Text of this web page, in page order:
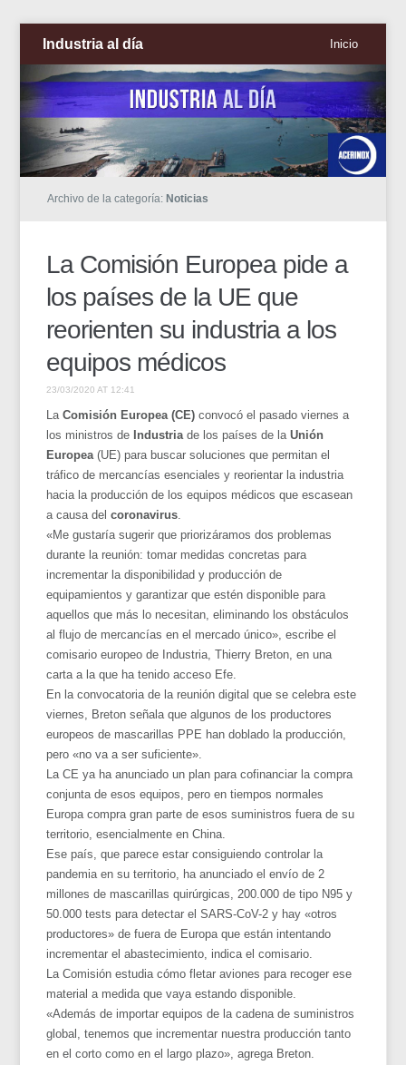
Industria al día Inicio
Archivo de la categoría:Noticias
La Comisión Europea pide a
los países de la UE que
reorienten su industria a los
equipos médicos
23/03/2020 AT 12:41
LaComisión Europea (CE) convocó el pasado viernes a
los ministros de Industria de los países de laUnión
Europea (UE) para buscar soluciones que permitan el
tráfico de mercancías esenciales y reorientar la industria
hacia la producción de los equipos médicos que escasean
a causa delcoronavirus
«Me gustaría sugerir que priorizáramos dos problemas
durante la reunión: tomar medidas concretas para
incrementar la disponibilidad y producción de
equipamientos y garantizar que estén disponible para
aquellos que más lo necesitan, eliminando los obstáculos
al flujo de mercancías en el mercado único», escribe el
comisario europeo de Industria, Thierry Breton, en una
carta a la que ha tenido acceso Efe.
En la convocatoria de la reunión digital que se celebra este
viernes, Breton señala que algunos de los productores
europeos de mascarillas PPE han doblado la producción,
pero «no va a ser suficiente».
La CE ya ha anunciado un plan para cofinanciar la compra
conjunta de esos equipos, pero en tiempos normales
Europa compra gran parte de esos suministros fuera de su
territorio, esencialmente en China.
Ese país, que parece estar consiguiendo controlar la
pandemia en su territorio, ha anunciado el envío de 2
millones de mascarillas quirúrgicas, 200.000 de tipo N95 y
50.000 tests para detectar el SARS-CoV-2 y hay «otros
productores» de fuera de Europa que están intentando
incrementar el abastecimiento, indica el comisario.
La Comisión estudia cómo fletar aviones para recoger ese
material a medida que vaya estando disponible.
«Además de importar equipos de la cadena de suministros
global, tenemos que incrementar nuestra producción tanto
en el corto como en el largo plazo», agrega Breton.